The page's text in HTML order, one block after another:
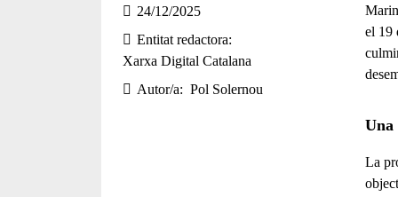
a
c
24/12/2025
Entitat redactora
Xarxa Digital Catalana
Autor/a
Pol Solernou
el 19
Una
La